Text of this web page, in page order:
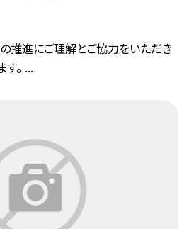
推進にご理解とご協力をいただき
。 ...